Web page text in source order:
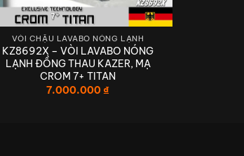
VÒI CHẬU LAVABO NÓNG LẠNH
KZ8692X – VÒI LAVABO NÓNG
LẠNH ĐỒNG THAU KAZER, MẠ
CROM 7+ TITAN
7.000.000₫